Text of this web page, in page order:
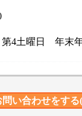
4土曜日 年末
問い合わせをする